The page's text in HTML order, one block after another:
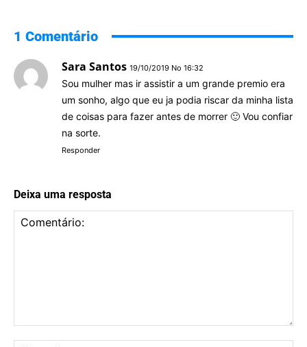
1 Comentário
Sara Santos 19/10/2019 No 16:32
Sou mulher mas ir assistir a um grande premio era
um sonho, algo que eu ja podia riscar da minha lista
de coisas para fazer antes de morrer 🙂 Vou confiar
na sorte.
Responder
Deixa uma resposta